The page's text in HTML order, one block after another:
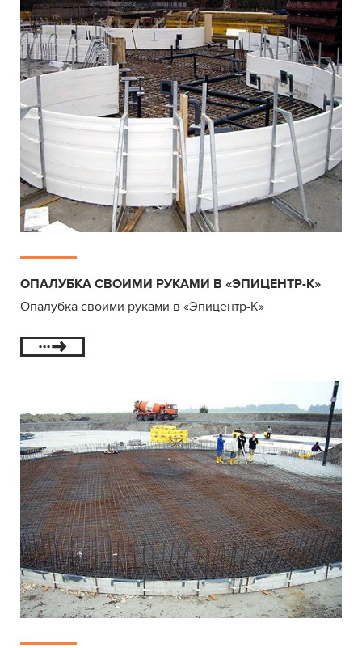
ОПАЛУБКА СВОИМИ РУКАМИ В «ЭПИЦЕНТР-К»
Опалубка своими руками в «Эпицентр-К»